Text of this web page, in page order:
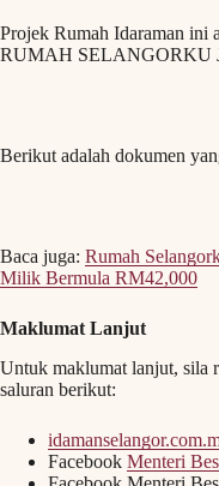
Projek Rumah Idaraman ini
RUMAH SELANGORKU
Berikut adalah dokumen
Baca juga: Rumah
Milik Bermula RM42,000
Maklumat Lanjut
Untuk maklumat lanjut, sila
saluran berikut:
Facebook Menteri